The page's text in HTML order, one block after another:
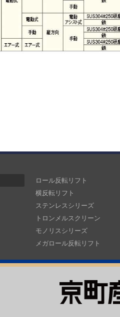
ロール反転リフト
横反転リフト
ステンレスシリーズ
トロンメルスクリーン
モノリスシリーズ
メガロール反転リフト